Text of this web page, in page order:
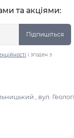
та акціями:
Підпишіться
і згоден з
, вул.